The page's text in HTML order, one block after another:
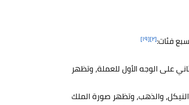
فئات:[٢] [١٩]
الحسن الثاني على الوجه الأول للعملة، وتظهر
النحاس، والنيكل، والذهب، وتظهر صورة الملك